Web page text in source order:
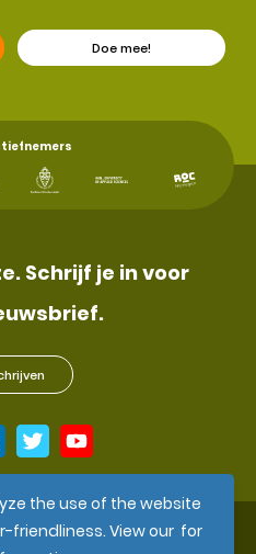
the use of the website
friendliness. View our for
Doe mee!
Schrijf je in voor